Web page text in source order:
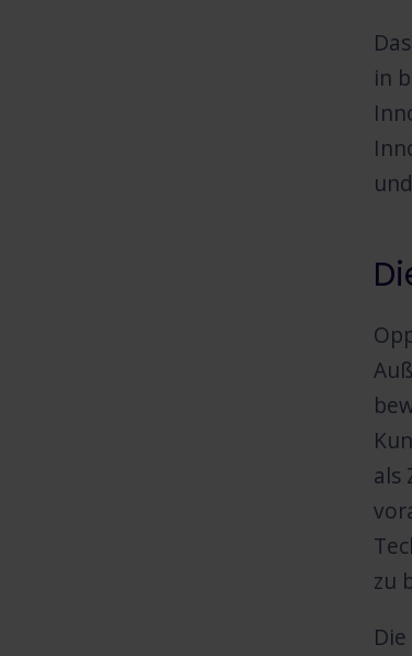
in
als
zu